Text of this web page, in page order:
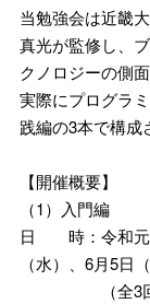
当勉強会は近畿
真光が監修し、
クノロジーの側
実際にプログラ
践編の3本で構成
【開催概要】
（1）入門編
日 時：令和元
（水）、6月5日（
（全3回 16